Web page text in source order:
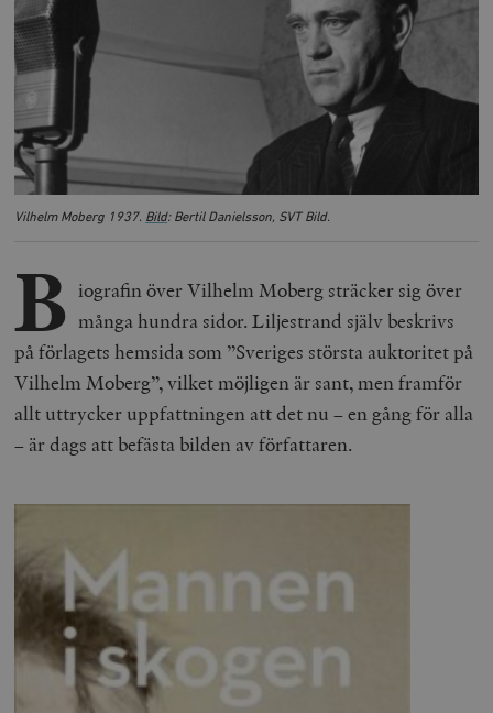
Vilhelm Moberg 1937. Bild: Bertil Danielsson, SVT Bild.
B iografin över Vilhelm Moberg sträcker sig över
många hundra sidor. Liljestrand själv beskrivs
på förlagets hemsida som ”Sveriges största auktoritet på
Vilhelm Moberg”, vilket möjligen är sant, men framför
allt uttrycker uppfattningen att det nu – en gång för alla
– är dags att befästa bilden av författaren.